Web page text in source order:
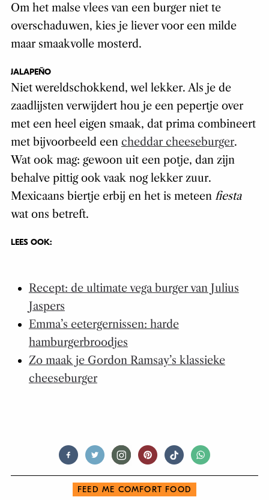
Om het malse vlees van een burger niet te
overschaduwen, kies je liever voor een milde
maar smaakvolle mosterd.
JALAPEÑO
Niet wereldschokkend, wel lekker. Als je de
zaadlijsten verwijdert hou je een pepertje over
met een heel eigen smaak, dat prima combineert
met bijvoorbeeld een cheddar cheeseburger.
Wat ook mag: gewoon uit een potje, dan zijn
behalve pittig ook vaak nog lekker zuur.
Mexicaans biertje erbij en het is meteen fiesta
wat ons betreft.
LEES OOK:
Recept: de ultimate vega burger van Julius
Jaspers
Emma’s eetergernissen: harde
hamburgerbroodjes
Zo maak je Gordon Ramsay’s klassieke
cheeseburger
FEED ME COMFORT FOOD